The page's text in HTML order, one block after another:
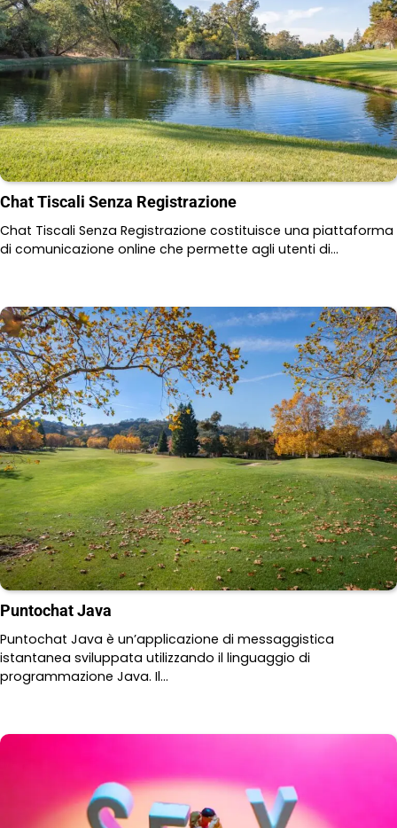
Chat Tiscali Senza Registrazione
Chat Tiscali Senza Registrazione costituisce una piattaforma
di comunicazione online che permette agli utenti di…
Puntochat Java
Puntochat Java è un’applicazione di messaggistica
istantanea sviluppata utilizzando il linguaggio di
programmazione Java. Il…